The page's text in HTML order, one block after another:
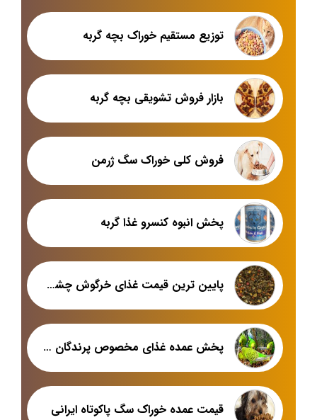
توزیع مستقیم خوراک بچه گربه
بازار فروش تشویقی بچه گربه
فروش کلی خوراک سگ ژرمن
پخش انبوه کنسرو غذا گربه
پایین ترین قیمت غذای خرگوش چشم اشکی
پخش عمده غذای مخصوص پرندگان زینتی
قیمت عمده خوراک سگ پاکوتاه ایرانی